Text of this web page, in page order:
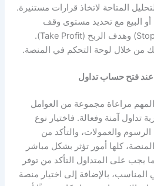
المتاحة لاتخاذ قرارات مستنيرة.
أو البيع مع تحديد مستوى وقف
من خلال لوحة التحكم في المنصة.
عند فتح حساب تداول
مراعاة مجموعة من العوامل
آمنة وفعالة. فاختيار نوع
والعمولات، والتأكد من
كلها أمور تؤثر بشكل مباشر
يجب على المتداول التأكد من توفر
المناسب، بالإضافة إلى اختيار منصة